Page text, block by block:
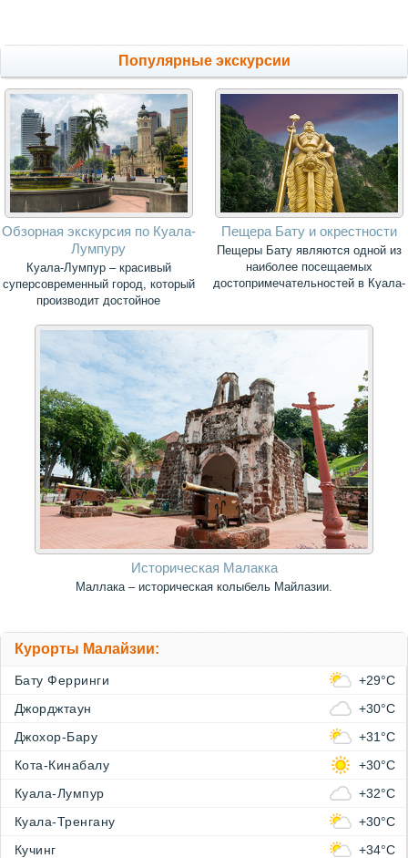
Популярные экскурсии
Обзорная экскурсия по Куала-
Лумпуру
Куала-Лумпур – красивый
суперсовременный город, который
производит достойное
Пещера Бату и окрестности
Пещеры Бату являются одной из
наиболее посещаемых
достопримечательностей в Куала-
Историческая Малакка
Маллака – историческая колыбель Майлазии.
Курорты Малайзии:
Бату Ферринги
+29°C
Джорджтаун
+30°C
Джохор-Бару
+31°C
Кота-Кинабалу
+30°C
Куала-Лумпур
+32°C
Куала-Тренгану
+30°C
Кучинг
+34°C